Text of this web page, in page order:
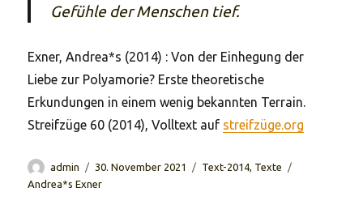
Gefühle der Menschen tief.
Exner, Andrea*s (2014) : Von der Einhegung der
Liebe zur Polyamorie? Erste theoretische
Erkundungen in einem wenig bekannten Terrain.
Streifzüge 60 (2014), Volltext auf streifzüge.org
Autor
admin
Veröffentlicht
am
30. November 2021 Kategorien
Text-2014, Texte
Andrea*s Exner